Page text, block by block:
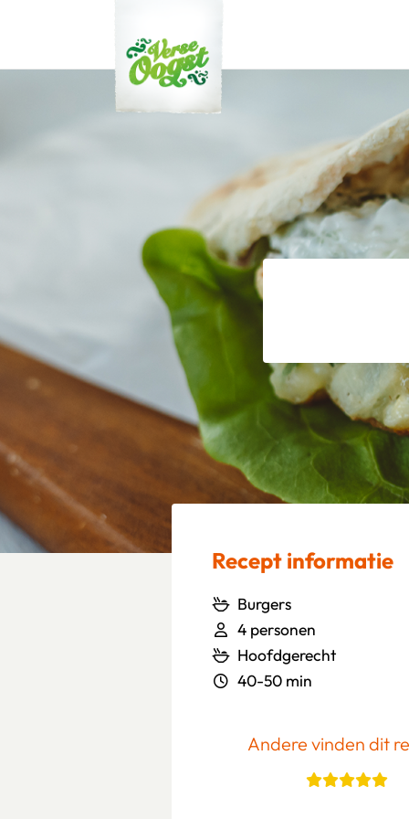
Recept informatie
Burgers
4 personen
Hoofdgerecht
40-50 min
Andere vinden dit